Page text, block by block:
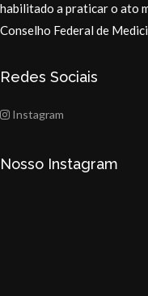
habilitado a praticar o ato
Conselho Federal de
Redes Sociais
Instagram
Nosso Instagram